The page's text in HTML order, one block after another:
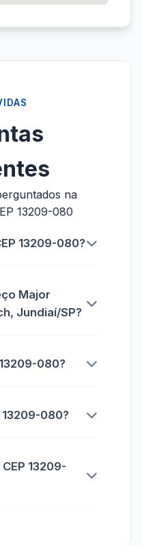
na
13209-080
13209-080?
Major
Jundiaí/SP?
080?
13209-080?
13209-